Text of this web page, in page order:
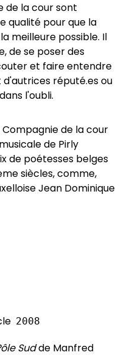
de la cour sont
qualité pour que la
meilleure possible. Il
de se poser des
et faire entendre
d'autrices réputé.es ou
l'oubli.
Compagnie de la cour
de Pirly
de poétesses belges
siècles, comme,
Jean Dominique
2008
Sudde Manfred